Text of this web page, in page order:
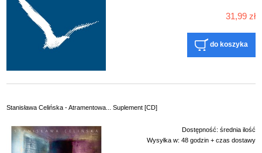
31,99 zł
do koszyka
Stanisława Celińska - Atramentowa... Suplement [CD]
Dostępność: średnia ilość
Wysyłka w: 48 godzin + czas dostawy